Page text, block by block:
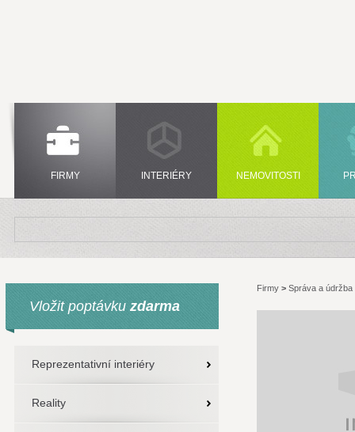
FIRMY INTERIÉRY NEMOVITOSTI
Vložit poptávku zdarma
Reprezentativní interiéry
Reality
Firmy > Správa a údržba